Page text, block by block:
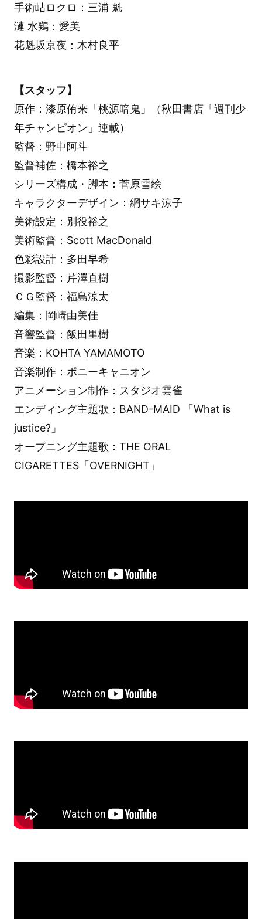
手術岾ロクロ：三浦 魁
漣 水鶏：愛美
花魁坂京夜：木村良平
【スタッフ】
原作：漆原侑来「桃源暗鬼」（秋田書店「週刊少
年チャンピオン」連載）
監督：野中阿斗
監督補佐：橋本裕之
シリーズ構成・脚本：菅原雪絵
キャラクターデザイン：網サキ涼子
美術設定：別役裕之
美術監督：Scott MacDonald
色彩設計：多田早希
撮影監督：芹澤直樹
ＣＧ監督：福島涼太
編集：岡崎由美佳
音響監督：飯田里樹
音楽：KOHTA YAMAMOTO
音楽制作：ポニーキャニオン
アニメーション制作：スタジオ雲雀
エンディング主題歌：BAND-MAID 「What is
justice?」
オープニング主題歌：THE ORAL
CIGARETTES「OVERNIGHT」